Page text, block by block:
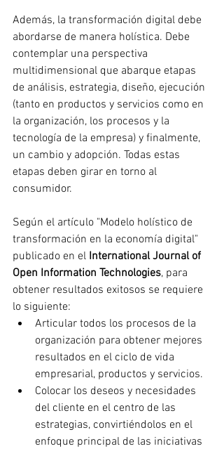
Además, la transformación digital debe
abordarse de manera holística. Debe
contemplar una perspectiva
multidimensional que abarque etapas
de análisis, estrategia, diseño, ejecución
(tanto en productos y servicios como en
la organización, los procesos y la
tecnología de la empresa) y finalmente,
un cambio y adopción. Todas estas
etapas deben girar en torno al
consumidor.
Según el artículo "Modelo holístico de
transformación en la economía digital"
publicado en el International Journal of
Open Information Technologies, para
obtener resultados exitosos se requiere
lo siguiente:
Articular todos los procesos de la
organización para obtener mejores
resultados en el ciclo de vida
empresarial, productos y servicios.
Colocar los deseos y necesidades
del cliente en el centro de las
estrategias, convirtiéndolos en el
enfoque principal de las iniciativas